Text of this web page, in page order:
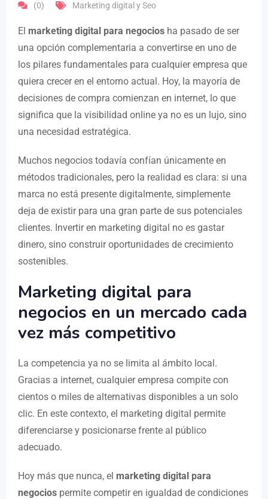
(0) Marketing digital y Seo
El marketing digital para negocios ha pasado de ser
una opción complementaria a convertirse en uno de
los pilares fundamentales para cualquier empresa que
quiera crecer en el entorno actual. Hoy, la mayoría de
decisiones de compra comienzan en internet, lo que
significa que la visibilidad online ya no es un lujo, sino
una necesidad estratégica.
Muchos negocios todavía confían únicamente en
métodos tradicionales, pero la realidad es clara: si una
marca no está presente digitalmente, simplemente
deja de existir para una gran parte de sus potenciales
clientes. Invertir en marketing digital no es gastar
dinero, sino construir oportunidades de crecimiento
sostenibles.
Marketing digital para
negocios en un mercado cada
vez más competitivo
La competencia ya no se limita al ámbito local.
Gracias a internet, cualquier empresa compite con
cientos o miles de alternativas disponibles a un solo
clic. En este contexto, el marketing digital permite
diferenciarse y posicionarse frente al público
adecuado.
Hoy más que nunca, el marketing digital para
negocios permite competir en igualdad de condiciones